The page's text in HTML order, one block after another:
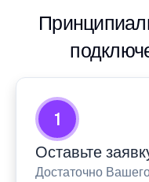
1
Оставьте
Достаточно